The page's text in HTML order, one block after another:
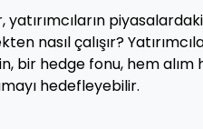
piyasalardaki
nasıl çalışır?
bir hedge fonu, hem alım
hedefleyebilir.